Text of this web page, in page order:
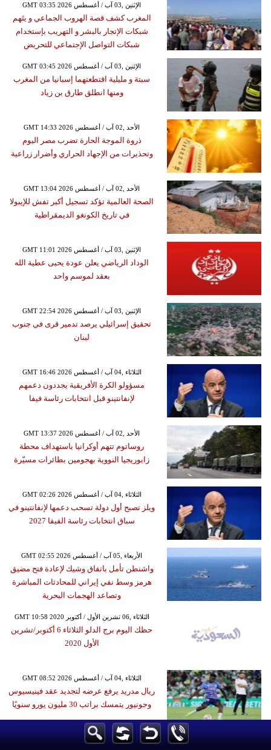
GMT 03:35 2026 الإثنين ,03 آب / أغسطس
المغرب كشف قصة الهروب الجماعي و يتَهم
شبكات الإتجار بالبشر و التهريب بإستخدام
شبكات التواصل الإجتماعي للتحريض
GMT 03:45 2026 الإثنين ,03 آب / أغسطس
سبتة و مليلية اقتطعتهما إسبانيا من المغرب
ومنها انطلق طارق بن زياد
GMT 14:33 2026 الأحد ,02 آب / أغسطس
ذروة الموجة الحارة تضرب مصر اليوم
وتحذيرات من الإجهاد الحراري وأضرار زراعية
GMT 13:04 2026 الأحد ,02 آب / أغسطس
الصحة العالمية تؤكد تسجيل أكبر تفش للإيبولا
في تاريخ الكونغو الديمقراطية
GMT 11:01 2026 الإثنين ,03 آب / أغسطس
الوداد الرياضي يعلن عودة يحيى عطية الله
بعقد لموسم واحد
GMT 22:54 2026 الإثنين ,03 آب / أغسطس
تحقيق إسرائيلي يرصد تدمير قرى في جنوب
لبنان
GMT 16:46 2026 الثلاثاء ,04 آب / أغسطس
مسؤولو الكرة الأفريقية يجددون دعمهم
لإنفانتينو قبل انتخابات رئاسة فيفا
GMT 13:37 2026 الأحد ,02 آب / أغسطس
روساتوم تتهم أوكرانيا باستهداف محطة
زابوريجيا النووية بهجومين بطائرات مسيّرة
GMT 02:26 2026 الثلاثاء ,04 آب / أغسطس
ويلز تصبح أول دولة تسحب دعمها لإنفانتينو في
سباق انتخابات رئاسة الفيفا 2027
GMT 02:55 2026 الأربعاء ,05 آب / أغسطس
واشنطن تأمل باتفاق وشيك لإعادة فتح مضيق
هرمز وسط نفي إيراني للمحادثات المباشرة
وتصاعد الهجمات البحرية
GMT 10:58 2020 الثلاثاء ,06 تشرين الأول / أكتوبر
حظك اليوم برج الدلو الثلاثاء 6 أكتوبر/تشرين
الأول 2020
GMT 08:52 2026 الثلاثاء ,04 آب / أغسطس
ريال مدريد يرفع عرضه لتجديد عقد فينيسيوس
وجونيور يتمسك براتب 30 مليون يورو سنويًا
GMT 14:06 2016 الأحد ,03 إبريل / نيسان